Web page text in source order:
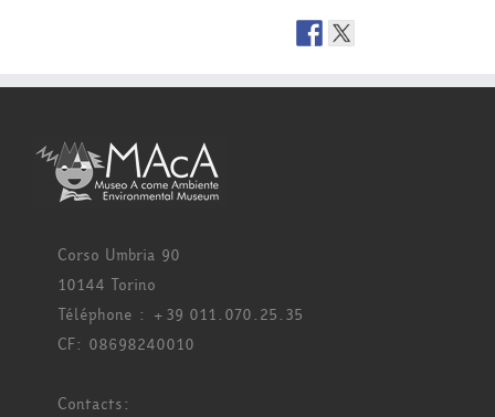
Corso Umbria 90
10144 Torino
Téléphone : +39 011.070.25.35
CF: 08698240010
Contacts: